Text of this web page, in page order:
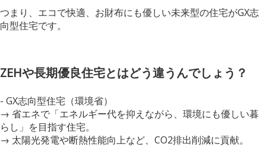
つまり、エコで快適、お財布にも優しい未来型の住宅がGX志
向型住宅です。
ZEHや長期優良住宅とはどう違うんでしょう？
- GX志向型住宅（環境省）
→ 省エネで「エネルギー代を抑えながら、環境にも優しい暮
らし」を目指す住宅。
→ 太陽光発電や断熱性能向上など、CO2排出削減に貢献。